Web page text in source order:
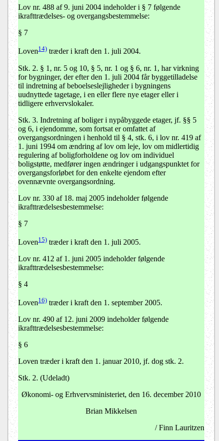
Lov nr. 488 af 9. juni 2004 indeholder i § 7 følgende
ikrafttrædelses- og overgangsbestemmelse:
§ 7
Loven14) træder i kraft den 1. juli 2004.
Stk. 2. § 1, nr. 5 og 10, § 5, nr. 1 og § 6, nr. 1, har virkning
for bygninger, der efter den 1. juli 2004 får byggetilladelse
til indretning af beboelseslejligheder i bygningens
uudnyttede tagetage, i en eller flere nye etager eller i
tidligere erhvervslokaler.
Stk. 3. Indretning af boliger i nypåbyggede etager, jf. §§ 5
og 6, i ejendomme, som fortsat er omfattet af
overgangsordningen i henhold til § 4, stk. 6, i lov nr. 419 af
1. juni 1994 om ændring af lov om leje, lov om midlertidig
regulering af boligforholdene og lov om individuel
boligstøtte, medfører ingen ændringer i udgangspunktet for
overgangsforløbet for den enkelte ejendom efter
ovennævnte overgangsordning.
Lov nr. 330 af 18. maj 2005 indeholder følgende
ikrafttrædelsesbestemmelse:
§ 7
Loven15) træder i kraft den 1. juli 2005.
Lov nr. 412 af 1. juni 2005 indeholder følgende
ikrafttrædelsesbestemmelse:
§ 4
Loven16) træder i kraft den 1. september 2005.
Lov nr. 490 af 12. juni 2009 indeholder følgende
ikrafttrædelsesbestemmelse:
§ 6
Loven træder i kraft den 1. januar 2010, jf. dog stk. 2.
Stk. 2. (Udeladt)
Økonomi- og Erhvervsministeriet, den 16. december 2010
Brian Mikkelsen
/ Finn Lauritzen